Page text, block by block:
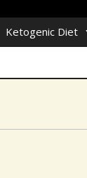
Ketogenic Diet